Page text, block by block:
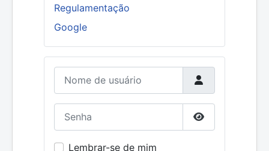
Regulamentação
Google
Nome de usuário
Mostrar senha
Lembrar-se de mim